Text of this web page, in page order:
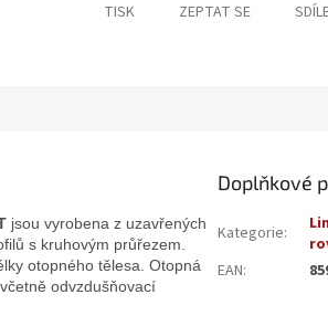
TISK ZEPTAT SE
jsou vyrobena z uzavřených
s kruhovým průřezem.
otopného tělesa. Otopná
odvzdušňovací
Doplňkové
Kategorie:
EAN: